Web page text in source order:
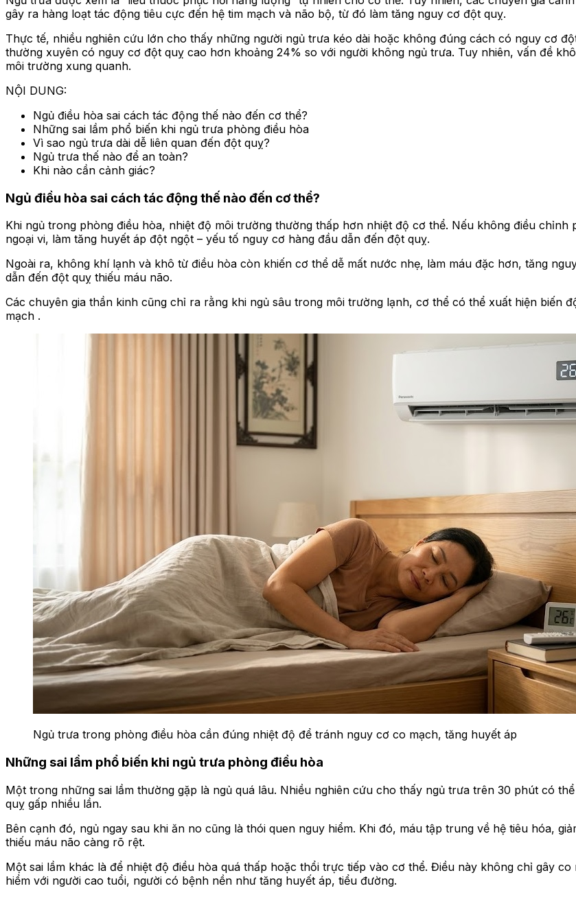
gây ra hàng loạt tác động tiêu cực đến hệ tim mạch và não bộ, từ đó làm tăng nguy cơ đột quỵ.
Thực tế, nhiều nghiên cứu lớn cho thấy những người ngủ trưa kéo dài hoặc không đúng cách có nguy cơ
thường xuyên có nguy cơ đột quỵ cao hơn khoảng 24% so với người không ngủ trưa. Tuy nhiên, vấn đề
môi trường xung quanh.
NỘI DUNG:
Ngủ điều hòa sai cách tác động thế nào đến cơ thể?
Những sai lầm phổ biến khi ngủ trưa phòng điều hòa
Vì sao ngủ trưa dài dễ liên quan đến đột quỵ?
Ngủ trưa thế nào để an toàn?
Khi nào cần cảnh giác?
Ngủ điều hòa sai cách tác động thế nào đến cơ thể?
Khi ngủ trong phòng điều hòa, nhiệt độ môi trường thường thấp hơn nhiệt độ cơ thể. Nếu không điều chỉnh
ngoại vi, làm tăng huyết áp đột ngột – yếu tố nguy cơ hàng đầu dẫn đến đột quỵ.
Ngoài ra, không khí lạnh và khô từ điều hòa còn khiến cơ thể dễ mất nước nhẹ, làm máu đặc hơn, tăng
dẫn đến đột quỵ thiếu máu não.
Các chuyên gia thần kinh cũng chỉ ra rằng khi ngủ sâu trong môi trường lạnh, cơ thể có thể xuất hiện biến
mạch .
Ngủ trưa trong phòng điều hòa cần đúng nhiệt độ để tránh nguy cơ co mạch, tăng huyết áp
Những sai lầm phổ biến khi ngủ trưa phòng điều hòa
Một trong những sai lầm thường gặp là ngủ quá lâu. Nhiều nghiên cứu cho thấy ngủ trưa trên 30 phút có
quỵ gấp nhiều lần.
Bên cạnh đó, ngủ ngay sau khi ăn no cũng là thói quen nguy hiểm. Khi đó, máu tập trung về hệ tiêu hóa,
thiếu máu não càng rõ rệt.
Một sai lầm khác là để nhiệt độ điều hòa quá thấp hoặc thổi trực tiếp vào cơ thể. Điều này không chỉ gây
hiểm với người cao tuổi, người có bệnh nền như tăng huyết áp, tiểu đường.